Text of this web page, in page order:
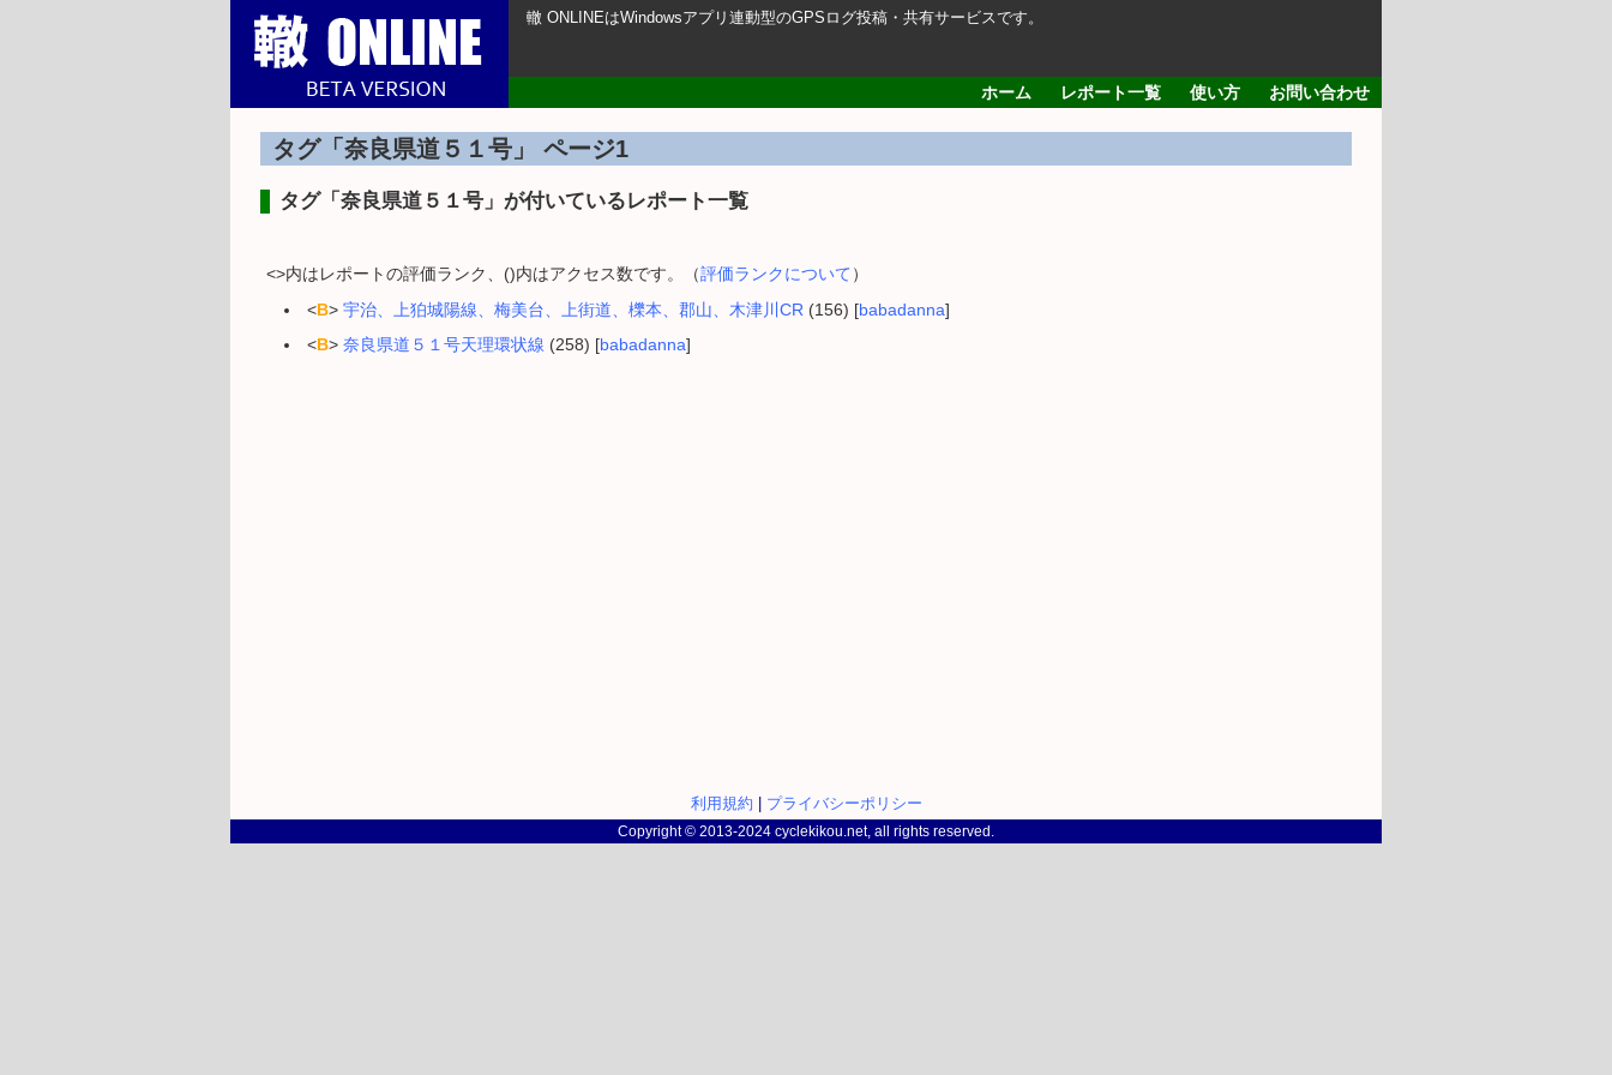
轍 ONLINEはWindowsアプリ連動型のGPSログ投稿・共有サービスです。
ホーム レポート一覧 使い方 お問い合わせ
タグ「奈良県道５１号」 ページ1
タグ「奈良県道５１号」が付いているレポート一覧
<>内はレポートの評価ランク、()内はアクセス数です。（評価ランクについて）
<B> 宇治、上狛城陽線、梅美台、上街道、櫟本、郡山、木津川CR (156) [babadanna]
<B> 奈良県道５１号天理環状線 (258) [babadanna]
利用規約 プライバシーポリシー
Copyright © 2013-2024 cyclekikou.net, all rights reserved.